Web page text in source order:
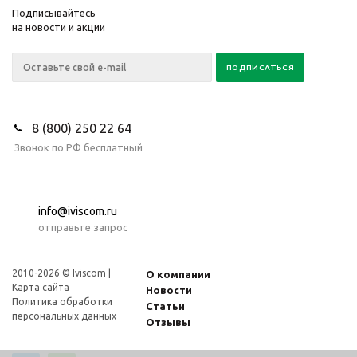
Подписывайтесь
на новости и акции
8 (800) 250 22 64
Звонок по РФ бесплатный
info@iviscom.ru
отправьте запрос
2010-2026 © Iviscom |
Карта сайта
Политика обработки
персональных данных
О компании
Новости
Статьи
Отзывы